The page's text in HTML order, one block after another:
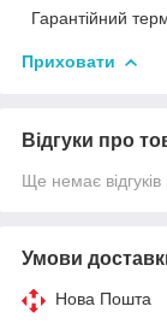
Гарантійний
Приховати
Відгуки про
Ще немає
Умови
Нова Пошта